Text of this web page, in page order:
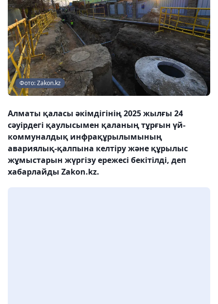
Фото: Zakon.kz
Алматы қаласы әкімдігінің 2025 жылғы 24
сәуірдегі қаулысымен қаланың тұрғын үй-
коммуналдық инфрақұрылымының
авариялық-қалпына келтіру және құрылыс
жұмыстарын жүргізу ережесі бекітілді, деп
хабарлайды Zakon.kz.